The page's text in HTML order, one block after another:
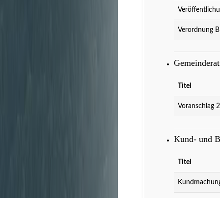
Verordnung
Titel
Voranschlag
Kund- und
Titel